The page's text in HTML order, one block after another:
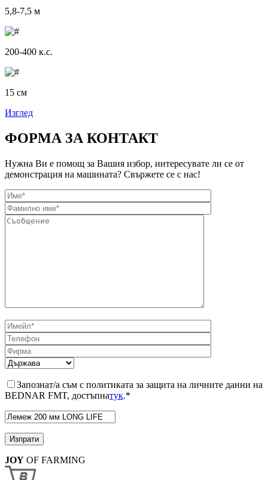
5,8-7,5 м
200-400 к.с.
15 см
Изглед
ФОРМА ЗА КОНТАКТ
Нужна Ви е помощ за Вашия избор, интересувате ли се от
демонстрация на машината? Свържете се с нас!
Запознат/а съм с политиката за защита на личните данни на
BEDNAR FMT, достъпнатук.*
JOY OF FARMING